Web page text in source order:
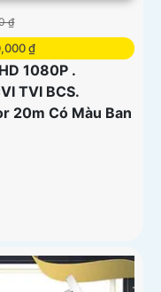
₫
₫
1080P .
TVI BCS.
20m Có Màu Ban